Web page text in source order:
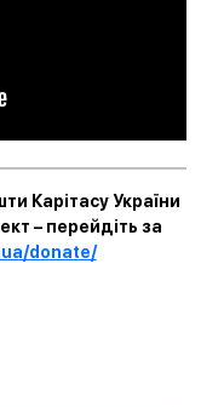
Карітасу України
– перейдіть за
donate/